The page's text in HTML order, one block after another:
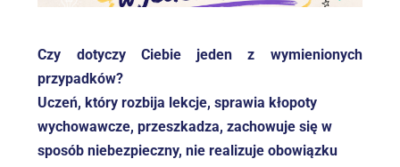
Czy dotyczy Ciebie jeden z wymienionych
przypadków?
Uczeń, który rozbija lekcje, sprawia kłopoty
wychowawcze, przeszkadza, zachowuje się w
sposób niebezpieczny, nie realizuje obowiązku